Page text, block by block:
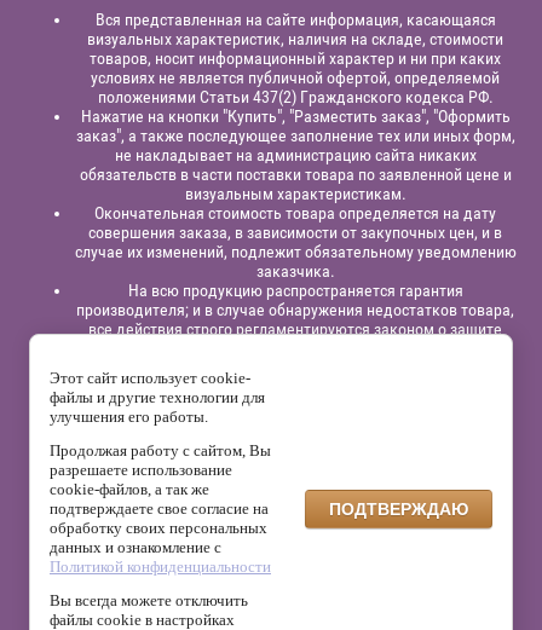
Вся представленная на сайте информация, касающаяся
визуальных характеристик, наличия на складе, стоимости
товаров, носит информационный характер и ни при каких
условиях не является публичной офертой, определяемой
положениями Статьи 437(2) Гражданского кодекса РФ.
Нажатие на кнопки "Купить", "Разместить заказ", "Оформить
заказ", а также последующее заполнение тех или иных форм,
не накладывает на администрацию сайта никаких
обязательств в части поставки товара по заявленной цене и
визуальным характеристикам.
Окончательная стоимость товара определяется на дату
совершения заказа, в зависимости от закупочных цен, и в
случае их изменений, подлежит обязательному уведомлению
заказчика.
На всю продукцию распространяется гарантия
производителя; и в случае обнаружения недостатков товара,
все действия строго регламентируются законом о защите
Юридическая информация:
предпринимательПавлинов Антон Вячеславович,
525863414200,
р/сч: 40802810129120000332
“Альфа - Банк”, к/с: 30101810200000000824, БИК: 042202824
На сайте используется сервис веб-аналитики Яндекс.Метрика,
который может собирать файлы cookie и данные о поведении
посетителей. Данные обрабатываются ООО «Яндекс» в
соответствии с его политикой конфиденциальности.
Администрация сайта не использует эти данные для
собственной обработки персональных данных.
Этот сайт использует cookie-
файлы и другие технологии для
улучшения его работы.
Продолжая работу с сайтом, Вы
разрешаете использование
cookie-файлов, а так же
подтверждаете свое согласие на
обработку своих персональных
данных и ознакомление с
Политикой конфиденциальности
Вы всегда можете отключить
файлы cookie в настройках
ПОДТВЕРЖДАЮ